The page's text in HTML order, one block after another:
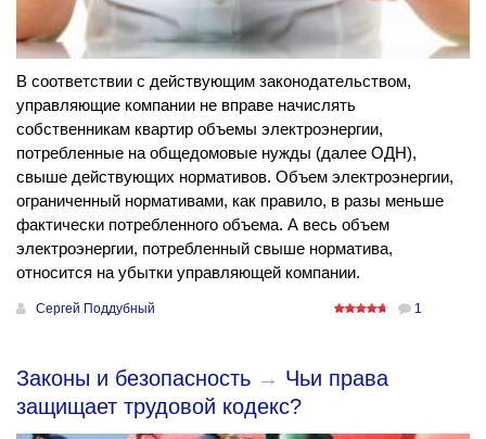
В соответствии с действующим законодательством,
управляющие компании не вправе начислять
собственникам квартир объемы электроэнергии,
потребленные на общедомовые нужды (далее ОДН),
свыше действующих нормативов. Объем электроэнергии,
ограниченный нормативами, как правило, в разы меньше
фактически потребленного объема. А весь объем
электроэнергии, потребленный свыше норматива,
относится на убытки управляющей компании.
Сергей Поддубный 1
Законы и безопасность → Чьи права
защищает трудовой кодекс?